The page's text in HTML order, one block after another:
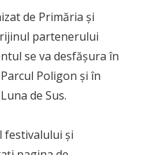
de Primăria și
partenerului
se va desfășura în
Poligon și în
de Sus.
festivalului și